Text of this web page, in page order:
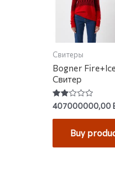
Свитеры
Bogner Fire+Ice
Свитер
Rated
2.00
out
407000000,00
Buy